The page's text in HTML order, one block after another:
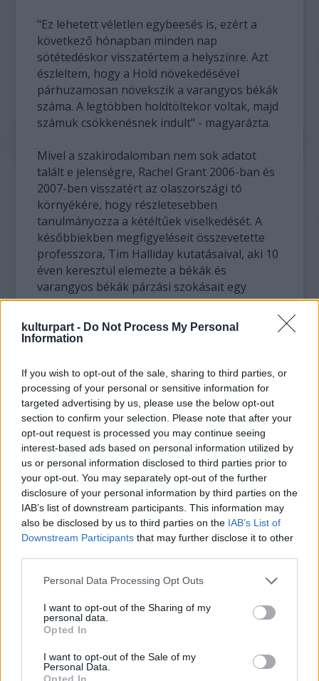
kulturpart - Do Not Process My Personal
Information
If you wish to opt-out of the sale, sharing to third parties, or
processing of your personal or sensitive information for
targeted advertising by us, please use the below opt-out
section to confirm your selection. Please note that after your
opt-out request is processed you may continue seeing
interest-based ads based on personal information utilized by
us or personal information disclosed to third parties prior to
your opt-out. You may separately opt-out of the further
disclosure of your personal information by third parties on the
IAB’s list of downstream participants. This information may
also be disclosed by us to third parties on the IAB’s List of
Downstream Participants that may further disclose it to other
Please note that this website/app uses one or more Google
not limited to your visit or usage behaviour. You may click to
grant or deny consent to Google and its third-party tags to
use your data for below specified purposes in below Google
consent section.
Personal Data Processing Opt Outs
I want to opt-out of the Sharing of my
personal data.
Opted In
I want to opt-out of the Sale of my
Personal Data.
Opted In
"Ez lehetett véletlen egybeesés is, ezért a
következő hónapban minden nap
sötétedéskor visszatértem a helyszínre. Azt
észleltem, hogy a Hold növekedésével
párhuzamosan növekszik a varangyos békák
száma. A legtöbben holdtöltekor voltak, majd
számuk csökkenésnek indult" - magyarázta.
Mivel a szakirodalomban nem sok adatot
talált e jelenségre, Rachel Grant 2006-ban és
2007-ben visszatért az olaszországi tó
környékére, hogy részletesebben
tanulmányozza a kétéltűek viselkedését. A
későbbiekben megfigyeléseit összevetette
professzora, Tim Halliday kutatásaival, aki 10
éven keresztül elemezte a békák és
varangyos békák párzási szokásait egy
Oxford környéki mesterséges tónál. A
kutatónő ugyancsak összevetette adatait
kollégája, Elizabeth Chadwick, a Cardiffi
Walesben vizsgálta a varangyos békák és a
gőték párzási szokásait.
"Mindhárom helyszínen kimutatható volt a
holdfázisok és a kétéltűek párzási szokásai
közötti összefüggés" - hangsúlyozta Rachel
Grant.
A barna varangy (Bufo bufo) teliholdkor, s a
holdtöltét közvetlenül megelőző és követő
éjszakákon párosodott, ahogy a gyepi béka
A gőték is a Holdhoz igazították párzási
kiderült, a pettyes gőte (Lissotriton vulgaris),
a talpas gőte (Lissotriton helveticus) és a
és újholdkor egyaránt párosodott. Ám amikor